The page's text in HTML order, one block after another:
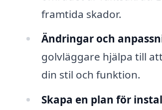
framtida skador.
Ändringar och
golvläggare hjälpa till
din stil och funktion.
Skapa en plan för